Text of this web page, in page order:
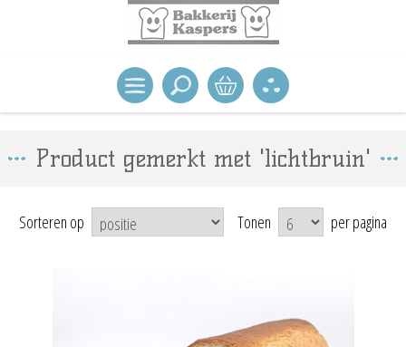
Product gemerkt met 'lichtbruin'
Sorteren op Tonen per pagina